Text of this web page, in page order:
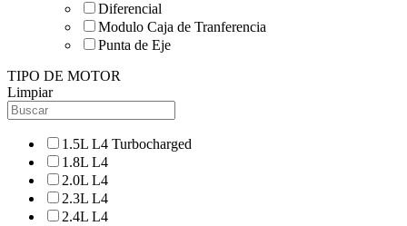
Diferencial
Modulo Caja de Tranferencia
Punta de Eje
TIPO DE MOTOR
Limpiar
1.5L L4 Turbocharged
1.8L L4
2.0L L4
2.3L L4
2.4L L4